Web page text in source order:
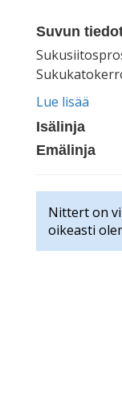
Suvun
Lue lisää
Isälinja
Emälinja
Nittert on
oikeasti